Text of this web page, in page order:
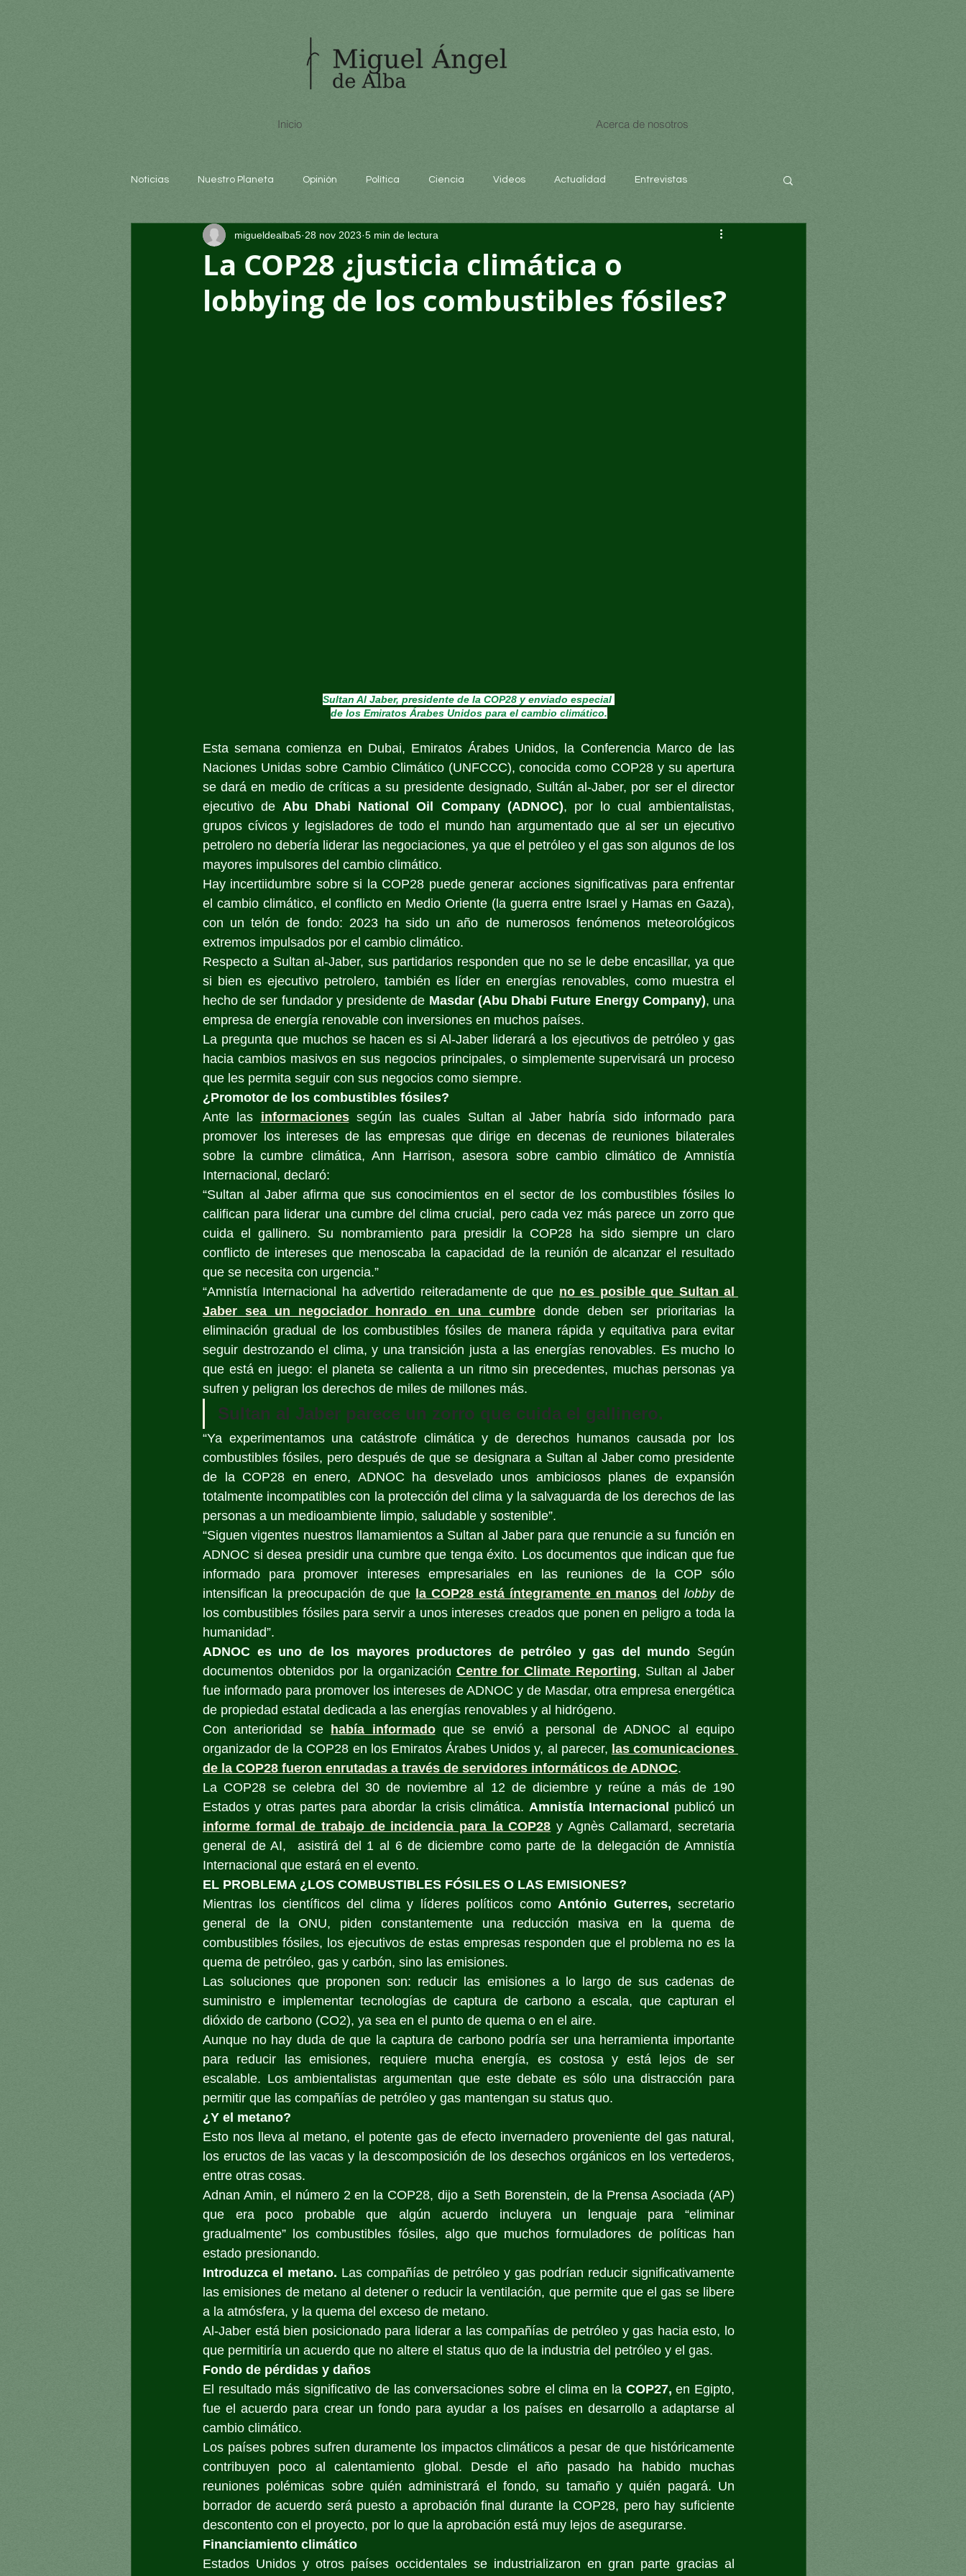
Inicio Acerca de nosotros
Noticias Nuestro Planeta Opinión Política Ciencia Videos Actualidad Entrevistas
Arte y cultura Educación educación
La COP28 ¿justicia climática o
lobbying de los combustibles fósiles?
migueldealba5 28 nov 2023 5 min de lectura
Sultan Al Jaber, presidente de la COP28 y enviado especial
de los Emiratos Árabes Unidos para el cambio climático.
Esta semana comienza en Dubai, Emiratos Árabes Unidos, la Conferencia Marco de las
Naciones Unidas sobre Cambio Climático (UNFCCC), conocida como COP28 y su apertura
se dará en medio de críticas a su presidente designado, Sultán al-Jaber, por ser el director
ejecutivo de Abu Dhabi National Oil Company (ADNOC), por lo cual ambientalistas,
grupos cívicos y legisladores de todo el mundo han argumentado que al ser un ejecutivo
petrolero no debería liderar las negociaciones, ya que el petróleo y el gas son algunos de los
mayores impulsores del cambio climático.
Hay incertiidumbre sobre si la COP28 puede generar acciones significativas para enfrentar
el cambio climático, el conflicto en Medio Oriente (la guerra entre Israel y Hamas en Gaza),
con un telón de fondo: 2023 ha sido un año de numerosos fenómenos meteorológicos
extremos impulsados ​​por el cambio climático.
Respecto a Sultan al-Jaber, sus partidarios responden que no se le debe encasillar, ya que
si bien es ejecutivo petrolero, también es líder en energías renovables, como muestra el
hecho de ser fundador y presidente de Masdar (Abu Dhabi Future Energy Company), una
empresa de energía renovable con inversiones en muchos países.
La pregunta que muchos se hacen es si Al-Jaber liderará a los ejecutivos de petróleo y gas
hacia cambios masivos en sus negocios principales, o simplemente supervisará un proceso
que les permita seguir con sus negocios como siempre.
¿Promotor de los combustibles fósiles?
Ante las informaciones según las cuales Sultan al Jaber habría sido informado para
promover los intereses de las empresas que dirige en decenas de reuniones bilaterales
sobre la cumbre climática, Ann Harrison, asesora sobre cambio climático de Amnistía
Internacional, declaró:
“Sultan al Jaber afirma que sus conocimientos en el sector de los combustibles fósiles lo
califican para liderar una cumbre del clima crucial, pero cada vez más parece un zorro que
cuida el gallinero. Su nombramiento para presidir la COP28 ha sido siempre un claro
conflicto de intereses que menoscaba la capacidad de la reunión de alcanzar el resultado
que se necesita con urgencia.”
“Amnistía Internacional ha advertido reiteradamente de que no es posible que Sultan al
Jaber sea un negociador honrado en una cumbre donde deben ser prioritarias la
eliminación gradual de los combustibles fósiles de manera rápida y equitativa para evitar
seguir destrozando el clima, y una transición justa a las energías renovables. Es mucho lo
que está en juego: el planeta se calienta a un ritmo sin precedentes, muchas personas ya
sufren y peligran los derechos de miles de millones más.
Sultan al Jaber parece un zorro que cuida el gallinero.
“Ya experimentamos una catástrofe climática y de derechos humanos causada por los
combustibles fósiles, pero después de que se designara a Sultan al Jaber como presidente
de la COP28 en enero, ADNOC ha desvelado unos ambiciosos planes de expansión
totalmente incompatibles con la protección del clima y la salvaguarda de los derechos de las
personas a un medioambiente limpio, saludable y sostenible”.
“Siguen vigentes nuestros llamamientos a Sultan al Jaber para que renuncie a su función en
ADNOC si desea presidir una cumbre que tenga éxito. Los documentos que indican que fue
informado para promover intereses empresariales en las reuniones de la COP sólo
intensifican la preocupación de que la COP28 está íntegramente en manos del lobby de
los combustibles fósiles para servir a unos intereses creados que ponen en peligro a toda la
humanidad”.
ADNOC es uno de los mayores productores de petróleo y gas del mundo Según
documentos obtenidos por la organización Centre for Climate Reporting, Sultan al Jaber
fue informado para promover los intereses de ADNOC y de Masdar, otra empresa energética
de propiedad estatal dedicada a las energías renovables y al hidrógeno.
Con anterioridad se había informado que se envió a personal de ADNOC al equipo
organizador de la COP28 en los Emiratos Árabes Unidos y, al parecer, las comunicaciones
de la COP28 fueron enrutadas a través de servidores informáticos de ADNOC.
La COP28 se celebra del 30 de noviembre al 12 de diciembre y reúne a más de 190
Estados y otras partes para abordar la crisis climática. Amnistía Internacional
informe formal de trabajo de incidencia para la COP28 y Agnès Callamard, secretaria
general de AI,  asistirá del 1 al 6 de diciembre como parte de la delegación de Amnistía
Internacional que estará en el evento.
EL PROBLEMA ¿LOS COMBUSTIBLES FÓSILES O LAS EMISIONES?
Mientras los científicos del clima y líderes políticos como António Guterres, secretario
general de la ONU, piden constantemente una reducción masiva en la quema de
combustibles fósiles, los ejecutivos de estas empresas responden que el problema no es la
quema de petróleo, gas y carbón, sino las emisiones.
Las soluciones que proponen son: reducir las emisiones a lo largo de sus cadenas de
suministro e implementar tecnologías de captura de carbono a escala, que capturan el
dióxido de carbono (CO2), ya sea en el punto de quema o en el aire.
Aunque no hay duda de que la captura de carbono podría ser una herramienta importante
para reducir las emisiones, requiere mucha energía, es costosa y está lejos de ser
escalable. Los ambientalistas argumentan que este debate es sólo una distracción para
permitir que las compañías de petróleo y gas mantengan su status quo.
¿Y el metano?
Esto nos lleva al metano, el potente gas de efecto invernadero proveniente del gas natural,
los eructos de las vacas y la descomposición de los desechos orgánicos en los vertederos,
entre otras cosas.
Adnan Amin, el número 2 en la COP28, dijo a Seth Borenstein, de la Prensa Asociada (AP)
que era poco probable que algún acuerdo incluyera un lenguaje para “eliminar
gradualmente” los combustibles fósiles, algo que muchos formuladores de políticas han
estado presionando.
Introduzca el metano. Las compañías de petróleo y gas podrían reducir significativamente
las emisiones de metano al detener o reducir la ventilación, que permite que el gas se libere
a la atmósfera, y la quema del exceso de metano.
Al-Jaber está bien posicionado para liderar a las compañías de petróleo y gas hacia esto, lo
que permitiría un acuerdo que no altere el status quo de la industria del petróleo y el gas.
Fondo de pérdidas y daños
El resultado más significativo de las conversaciones sobre el clima en la COP27, en Egipto,
fue el acuerdo para crear un fondo para ayudar a los países en desarrollo a adaptarse al
cambio climático.
Los países pobres sufren duramente los impactos climáticos a pesar de que históricamente
contribuyen poco al calentamiento global. Desde el año pasado ha habido muchas
reuniones polémicas sobre quién administrará el fondo, su tamaño y quién pagará. Un
borrador de acuerdo será puesto a aprobación final durante la COP28, pero hay suficiente
descontento con el proyecto, por lo que la aprobación está muy lejos de asegurarse.
Financiamiento climático
Estados Unidos y otros países occidentales se industrializaron en gran parte gracias al